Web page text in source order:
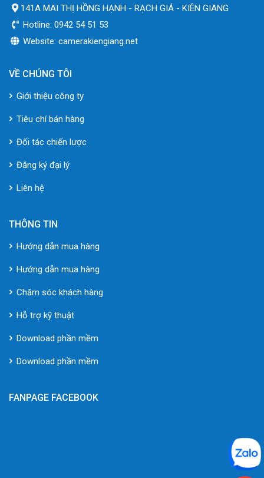
141A MAI THỊ HỒNG HẠNH - RẠCH GIÁ - KIÊN GIANG
Hotline: 0942 54 51 53
Website: camerakiengiang.net
VỀ CHÚNG TÔI
Giới thiệu công ty
Tiêu chí bán hàng
Đối tác chiến lược
Đăng ký đại lý
Liên hệ
THÔNG TIN
Hướng dẫn mua hàng
Hướng dẫn mua hàng
Chăm sóc khách hàng
Hỗ trợ kỹ thuật
Download phần mềm
Download phần mềm
FANPAGE FACEBOOK